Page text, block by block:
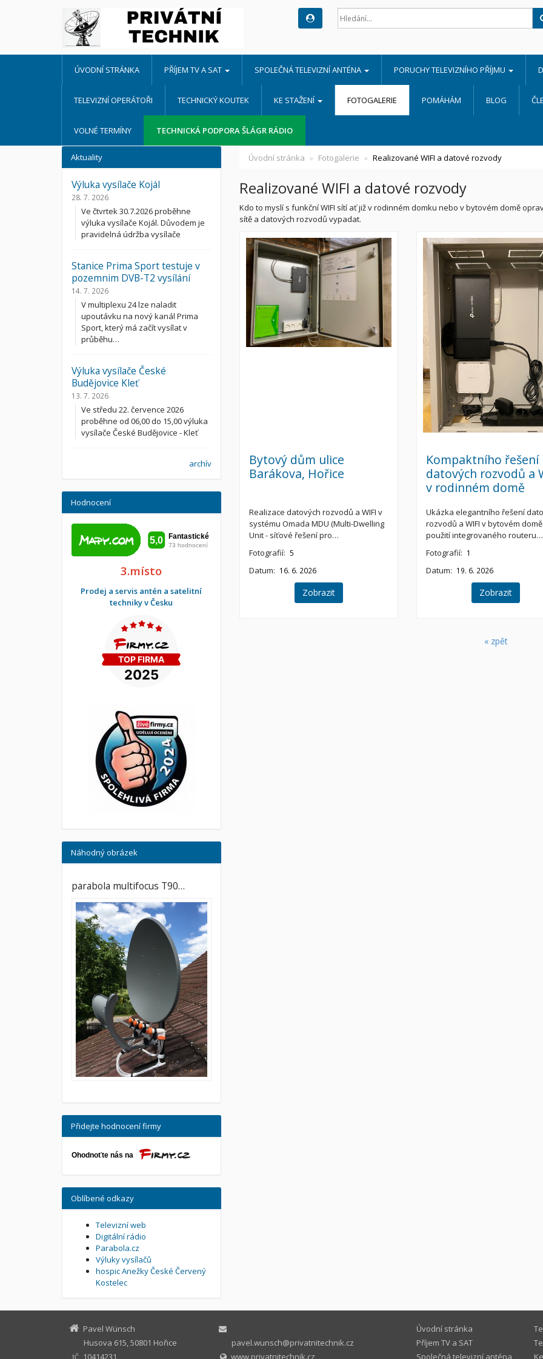
ÚVODNÍ STRÁNKA PŘÍJEM TV A SAT SPOLEČNÁ TELEVIZNÍ ANTÉNA PORUCHY TELEVIZNÍHO PŘÍJMU
TELEVIZNÍ OPERÁTOŘI TECHNICKÝ KOUTEK KE STAŽENÍ FOTOGALERIE POMÁHÁM BLOG
VOLNÉ TERMÍNY TECHNICKÁ PODPORA ŠLÁGR RÁDIO
Úvodní stránka Fotogalerie Realizované WIFI a datové rozvody
Realizované WIFI a datové rozvody
Kdo to myslí s funkční WIFI sítí ať již v rodinném domku nebo v bytovém domě
sítě a datových rozvodů vypadat.
Bytový dům ulice
Barákova, Hořice
Realizace datových rozvodů a WIFI v
systému Omada MDU (Multi-Dwelling
Unit - síťové řešení pro…
Fotografií: 5
Datum: 16. 6. 2026
Zobrazit
Kompaktního řešení
datových rozvodů a
v rodinném domě
Ukázka elegantního řešení
rozvodů a WIFI v bytovém
použití integrovaného routeru…
Fotografií: 1
Datum: 19. 6. 2026
Zobrazit
« zpět
Aktuality
Výluka vysílače Kojál
28. 7. 2026
Ve čtvrtek 30.7.2026 proběhne
výluka vysílače Kojál. Důvodem je
pravidelná údržba vysílače
Stanice Prima Sport testuje v
pozemnim DVB-T2 vysílání
14. 7. 2026
V multiplexu 24 lze naladit
upoutávku na nový kanál Prima
Sport, který má začít vysílat v
průběhu…
Výluka vysílače České
Budějovice Kleť
13. 7. 2026
Ve středu 22. července 2026
proběhne od 06,00 do 15,00 výluka
vysílače České Budějovice - Kleť
archív
Hodnocení
3.místo
Prodej a servis antén a satelitní
techniky v Česku
Náhodný obrázek
parabola multifocus T90…
Přidejte hodnocení firmy
Oblíbené odkazy
Televizní web
Digitální rádio
Parabola.cz
Výluky vysílačů
hospic Anežky České Červený
Kostelec
Pavel Wünsch
Husova 615, 50801 Hořice
10414231
pavel.wunsch@privatnitechnik.cz
www.privatnitechnik.cz
Úvodní stránka
Příjem TV a SAT
Společná televizní anténa